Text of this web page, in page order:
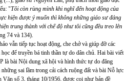
"Tôi còn rùng mình khi nghĩ đến hoạt động của
hiện được ý muốn thì không những giáo sư đảng
trung thành với chế độ như tôi cũng đều treo lên
74 và 134).
vẫn tiếp tục hoạt động, che chở và giúp đỡ các
để truyền bá tinh thần tự do dân chủ. Hai bài viết
là bài Nội dung xã hội và hình thức tự do đăng
sai lầm trong cải cách ruộng đất và bài Nỗ lực
Văn số 3, tháng 10/1956, được coi như bản đề